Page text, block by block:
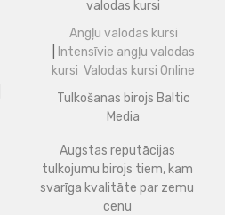
valodas kursi
Angļu valodas kursi
Intensīvie angļu valodas
kursi Valodas kursi Online
Tulkošanas birojs Baltic
Media
Augstas reputācijas
tulkojumu birojs tiem, kam
svarīga kvalitāte par zemu
cenu